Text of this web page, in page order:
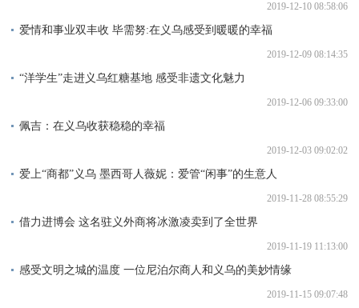
2019-12-10 08:58:06
爱情和事业双丰收 毕需努:在义乌感受到暖暖的幸福
2019-12-09 08:14:35
“洋学生”走进义乌红糖基地 感受非遗文化魅力
2019-12-06 09:33:00
佩吉：在义乌收获稳稳的幸福
2019-12-03 09:02:02
爱上“商都”义乌 墨西哥人薇妮：爱管“闲事”的生意人
2019-11-28 08:55:29
借力进博会 这名驻义外商将冰激凌卖到了全世界
2019-11-19 11:13:00
感受文明之城的温度 一位尼泊尔商人和义乌的美妙情缘
2019-11-15 09:07:48